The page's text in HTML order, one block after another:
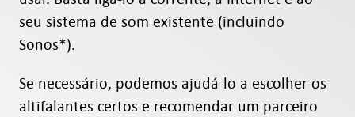
seu sistema de som existente (incluindo
Sonos*).
Se necessário, podemos ajudá-lo a escolher os
altifalantes certos e recomendar um parceiro